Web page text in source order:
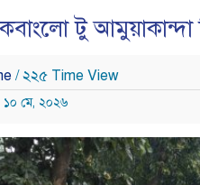
টু আমুয়াকান্দা
/ ২২৫ Time View
১০ মে, ২০২৬